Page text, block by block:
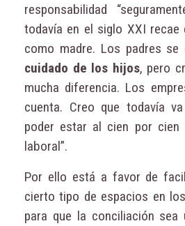
responsabilidad
todavía en el siglo XXI recae
como madre. Los padres se
cuidado de los hijos, pero
mucha diferencia. Los
cuenta. Creo que todavía
poder estar al cien por cien
laboral”.
Por ello está a favor de
cierto tipo de espacios en
para que la conciliación sea